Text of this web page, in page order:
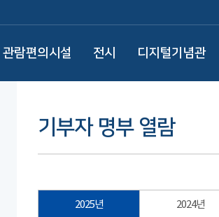
관람편의시설 전시 디지털기념관
기부자 명부 열람
2025년 2024년